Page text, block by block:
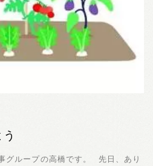
グループの高橋です。 先日、あり